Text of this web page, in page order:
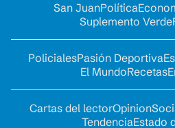
San JuanPolítica
Suplemento Verde
PolicialesPasión Deportiva
El MundoRecetas
Cartas del lectorOpinion
TendenciaEstado